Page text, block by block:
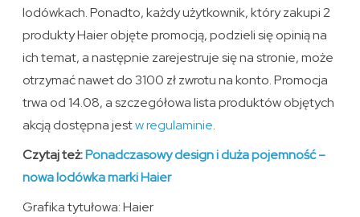
lodówkach. Ponadto, każdy użytkownik, który zakupi 2
produkty Haier objęte promocją, podzieli się opinią na
ich temat, a następnie zarejestruje się na stronie, może
otrzymać nawet do 3100 zł zwrotu na konto. Promocja
trwa od 14.08, a szczegółowa lista produktów objętych
akcją dostępna jestw regulaminie.
Czytaj też:Ponadczasowy design i duża pojemność –
nowa lodówka marki Haier
Grafika tytułowa: Haier